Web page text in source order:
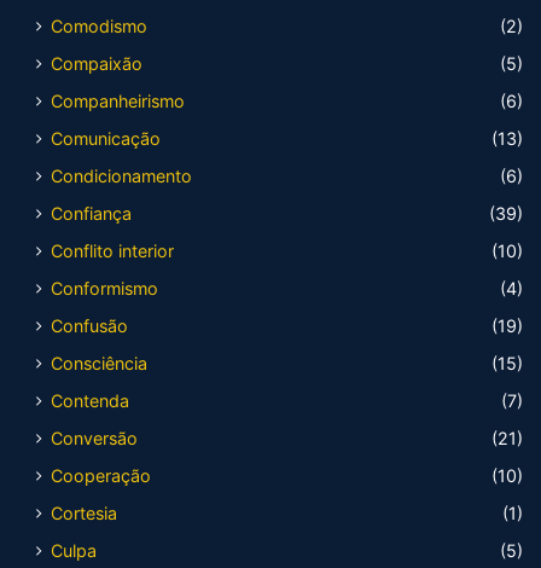
Comodismo
(2)
Compaixão
(5)
Companheirismo
(6)
Comunicação
(13)
Condicionamento
(6)
Confiança
(39)
Conflito interior
(10)
Conformismo
(4)
Confusão
(19)
Consciência
(15)
Contenda
(7)
Conversão
(21)
Cooperação
(10)
Cortesia
(1)
Culpa
(5)